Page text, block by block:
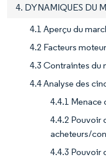
4. DYNAMIQUES DU
4.1 Aperçu du
4.2 Facteurs
4.3 Contraintes du
4.4 Analyse des
4.4.1 Menace
4.4.2 Pouvoir
acheteurs/
4.4.3 Pouvoir